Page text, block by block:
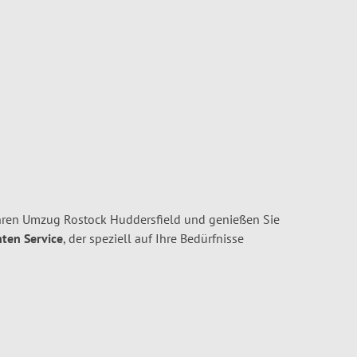
Umzug Rostock Huddersfield und genießen Sie
Service, der speziell auf Ihre Bedürfnisse